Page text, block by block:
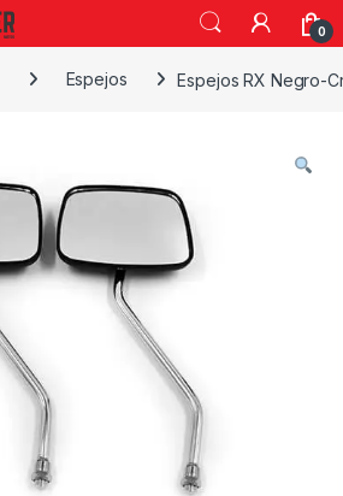
0
Espejos Espejos RX Negro-